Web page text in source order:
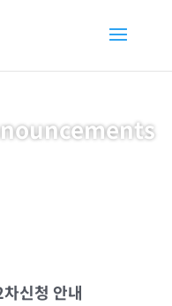
신청 안내